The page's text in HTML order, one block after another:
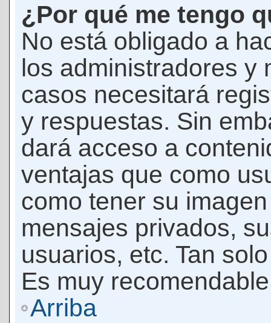
¿Por qué me tengo
No está obligado a
los administradores y
casos necesitará
y respuestas. Sin
dará acceso a
ventajas que como
como tener su
mensajes privados,
usuarios, etc. Tan
Es muy
Arriba